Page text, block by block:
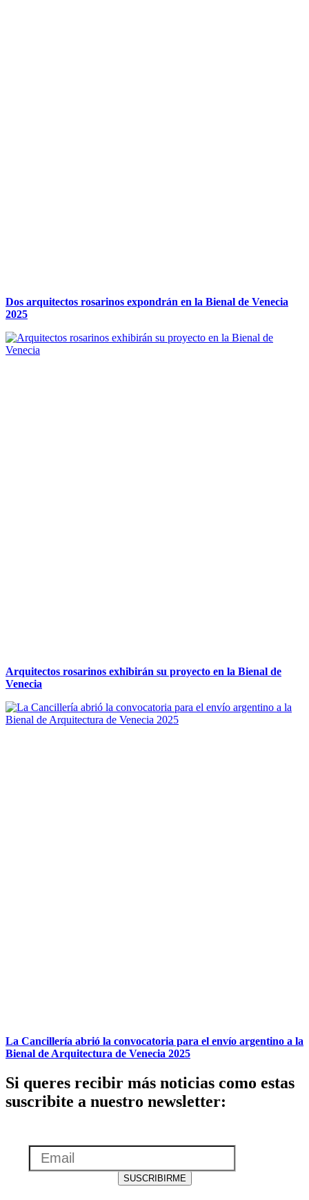
Dos arquitectos rosarinos expondrán en la Bienal de Venecia
2025
Arquitectos rosarinos exhibirán su proyecto en la Bienal de
Venecia
La Cancillería abrió la convocatoria para el envío argentino a la
Bienal de Arquitectura de Venecia 2025
Si queres recibir más noticias como estas
suscribite a nuestro newsletter:
SUSCRIBIRME